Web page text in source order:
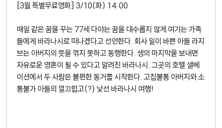
[3월 특별무료영화] 3/10(화) 14:00
매일 같은 꿈을 꾸는 77세 다야는 꿈을 대수롭지 않게 여기는 가족
들에게 바라나시로 떠나겠다고 선언한다. 회사 일이 바쁜 아들 라지
브는 아버지의 뜻을 꺾지 못하고 동행한다. 생의 마지막을 보내면
자유로운 영혼이 될 수 있다고 알려진 바라나시. 그곳의 호텔 샐베
이션에서 두 사람은 불편한 동거를 시작한다. 고집불통 아버지와 소
통불가 아들의 껄끄럽고(?) 낯선 바라나시 여행!